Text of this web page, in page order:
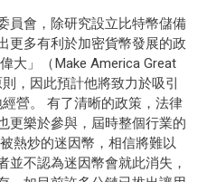
員會，除研究設立比特幣儲備
更多有利於加密貨幣發展的政
大」（Make America Great
，因此預計他將致力於吸引
營。 有了清晰的政策，法律
更樂於參與，屆時整個行業的
熱炒的迷因幣，相信將難以
不認為迷因幣會就此消失，